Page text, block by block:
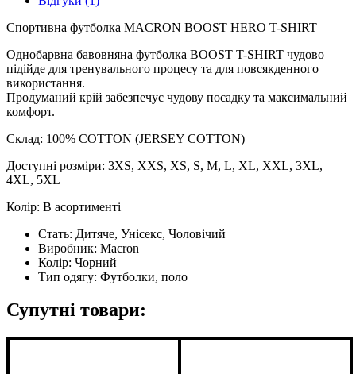
Спортивна футболка MACRON BOOST HERO T-SHIRT
Однобарвна бавовняна футболка BOOST T-SHIRT чудово
підійде для тренувального процесу та для повсякденного
використання.
Продуманий крій забезпечує чудову посадку та максимальний
комфорт.
Склад: 100% COTTON (JERSEY COTTON)
Доступні розміри: 3XS, XXS, XS, S, M, L, XL, XXL, 3XL,
4XL, 5XL
Колір: В асортименті
Стать: Дитяче, Унісекс, Чоловічий
Виробник: Macron
Колір: Чорний
Тип одягу: Футболки, поло
Супутні товари: